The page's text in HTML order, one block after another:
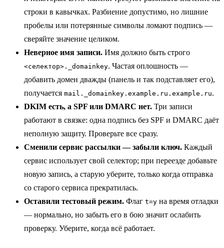
строки в кавычках. Разбиение допустимо, но лишние
пробелы или потерянные символы ломают подпись —
сверяйте значение целиком.
Неверное имя записи. Имя должно быть строго
<селектор>._domainkey. Частая оплошность —
добавить домен дважды (панель и так подставляет его),
получается mail._domainkey.example.ru.example.ru.
DKIM есть, а SPF или DMARC нет. Три записи
работают в связке: одна подпись без SPF и DMARC даёт
неполную защиту. Проверьте все сразу.
Сменили сервис рассылки — забыли ключ. Каждый
сервис использует свой селектор; при переезде добавьте
новую запись, а старую уберите, только когда отправка
со старого сервиса прекратилась.
Оставили тестовый режим. Флаг t=y на время отладки
— нормально, но забыть его в бою значит ослабить
проверку. Уберите, когда всё работает.